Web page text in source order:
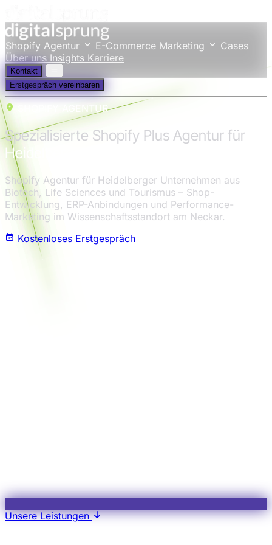
Shopify Agentur E-Commerce Marketing
Cases
Über uns Insights Karriere
Kontakt
Erstgespräch vereinbaren
SHOPIFY AGENTUR
Spezialisierte Shopify Plus Agentur für
Heidelberg
Shopify Agentur für Heidelberger Unternehmen aus
Biotech, Life Sciences und Tourismus – Shop-
Entwicklung, ERP-Anbindungen und Performance-
Marketing im Wissenschaftsstandort am Neckar.
Kostenloses Erstgespräch
Unsere Leistungen